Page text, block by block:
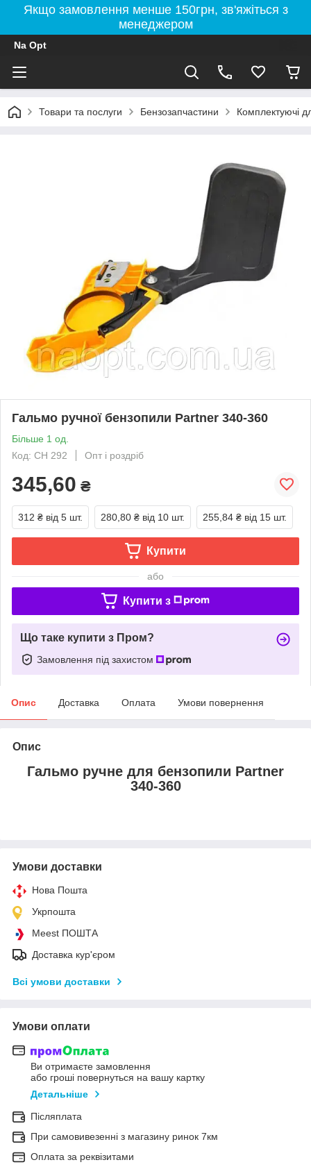
Якщо замовлення менше 150грн, зв'яжіться з
менеджером
Na Opt
Товари та послуги Бензозапчастини Комплектуючі
Гальмо ручної бензопили Partner 340-360
Більше 1 од.
Код: CH 292
Опт і роздріб
345,60 ₴
312 ₴ від 5 шт. 280,80 ₴ від 10 шт. 255,84 ₴ від 15 шт.
Купити
або
Купити з
Що таке купити з Пром?
Замовлення під захистом
Опис Доставка Оплата Умови повернення
Опис
Гальмо ручне для бензопили Partner
340-360
Умови доставки
Нова Пошта
Укрпошта
Meest ПОШТА
Доставка кур'єром
Всі умови доставки
Умови оплати
Ви отримаєте замовлення
або гроші повернуться на вашу картку
Детальніше
Післяплата
При самовивезенні з магазину ринок 7км
Оплата за реквізитами